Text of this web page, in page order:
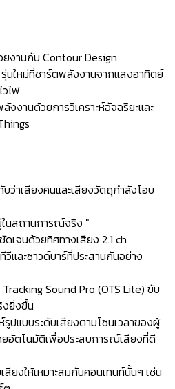
งานกับ Contour Design
นใหม่ที่ชาร์ตพลังงานจากแสงอาทิตย์
ไฟ
งานด้วยการวิเคราะห์อัจฉริยะและ
ว่าเสียงคนและเสียงวัตถุกำลังโอบ
ในสถานการณ์จริง "
จนด้วยทิศทางเสียง 2.1 ch
และซาวด์บาร์ที่ประสานกันอย่าง
Sound Pro (OTS Lite) ขับ
งยิ่งขึ้น
ปแบบระดับเสียงตามโซนเวลาของผู้
อัตโนมัติเพื่อประสบการณ์เสียงที่ดี
ยงให้เหมาะสมกับคอนเทนท์นั้นๆ เช่น